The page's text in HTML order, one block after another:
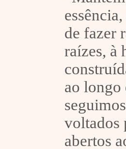
de fazer
raízes, à
ao longo
voltados
abertos